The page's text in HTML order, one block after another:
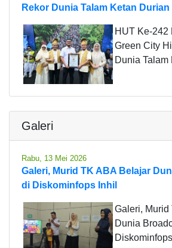
Rekor Dunia Talam Ketan Durian
HUT Ke-242
Green City
Dunia Talam
Galeri
Rabu, 13 Mei 2026
Galeri, Murid TK ABA Belajar
di Diskominfops Inhil
Galeri, Murid
Dunia